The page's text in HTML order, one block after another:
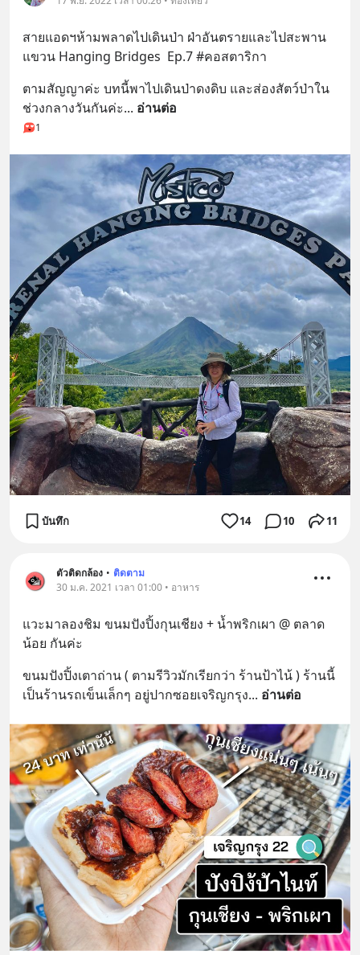
สายแอดฯห้ามพลาดไปเดินป่า ฝ่าอันตรายและไปสะพาน
แขวน Hanging Bridges  Ep.7 #คอสตาริกา
ตามสัญญาค่ะ บทนี้พาไปเดินป่าดงดิบ และส่องสัตว์ป่าใน
ช่วงกลางวันกันค่ะ... อ่านต่อ
1
บันทึก 14 10 11
ตัวติดกล้อง • ติดตาม
30 ม.ค. 2021 เวลา 01:00 • อาหาร
แวะมาลองชิม ขนมปังปิ้งกุนเชียง + น้ำพริกเผา @ ตลาด
น้อย กันค่ะ
ขนมปังปิ้งเตาถ่าน ( ตามรีวิวมักเรียกว่า ร้านป้าไน้ ) ร้านนี้
เป็นร้านรถเข็นเล็กๆ อยู่ปากซอยเจริญกรุง... อ่านต่อ